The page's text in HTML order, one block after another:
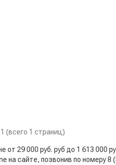
(всего 1 страниц)
29 000 руб. руб до 1 613 000
на сайте, позвонив по номеру